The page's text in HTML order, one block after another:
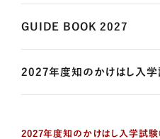
GUIDE BOOK 2027
2027年度知のかけはし入学
2027年度知のかけはし入学試験